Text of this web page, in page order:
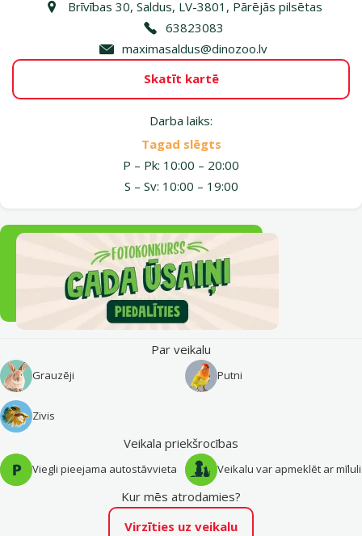
Brīvības 30, Saldus, LV-3801, Pārējās pilsētas
63823083
maximasaldus@dinozoo.lv
Skatīt kartē
Darba laiks:
Tagad slēgts
P – Pk: 10:00 – 20:00
S – Sv: 10:00 – 19:00
Par veikalu
Grauzēji Putni
Zivis
Veikala priekšrocības
Viegli pieejama autostāvvieta Veikalu var apmeklēt ar mīluli
Kur mēs atrodamies?
Virzīties uz veikalu